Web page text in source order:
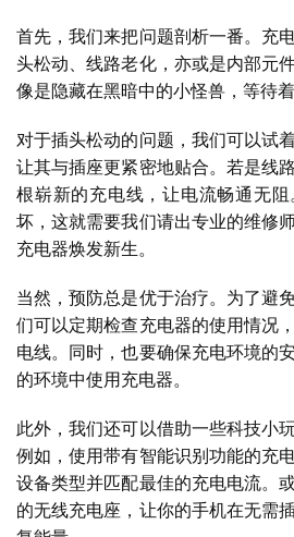
首
页
号
首先，我们来把问题剖析一番。充
头松动、线路老化，亦或是内部元
像是隐藏在黑暗中的小怪兽，等待着
对于插头松动的问题，我们可以试
让其与插座更紧密地贴合。若是线
根崭新的充电线，让电流畅通无
坏，这就需要我们请出专业的维修
充电器焕发新生。
当然，预防总是优于治疗。为了避
们可以定期检查充电器的使用情况
电线。同时，也要确保充电环境的
的环境中使用充电器。
此外，我们还可以借助一些科技小
例如，使用带有智能识别功能的充
设备类型并匹配最佳的充电电流。
的无线充电座，让你的手机在无需